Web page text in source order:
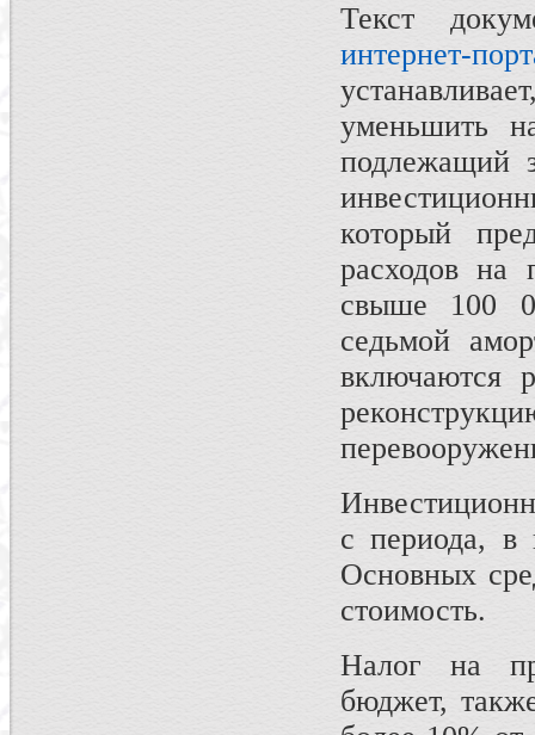
Текст
интернет-
уменьшить
подлежащий
который
расходов на
свыше 100
седьмой
включаются
с периода, в
Основных
стоимость.
Налог на
бюджет,